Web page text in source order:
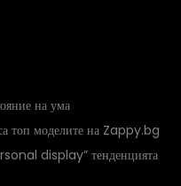
на ума
топ моделите на Zappy.bg
display” тенденцията